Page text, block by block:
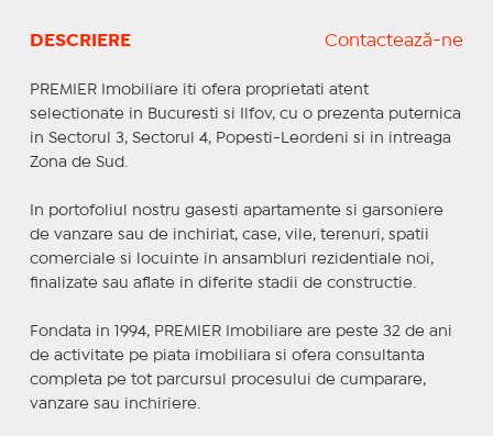
DESCRIERE Contactează-ne
PREMIER Imobiliare iti ofera proprietati atent
selectionate in Bucuresti si Ilfov, cu o prezenta puternica
in Sectorul 3, Sectorul 4, Popesti-Leordeni si in intreaga
Zona de Sud.
In portofoliul nostru gasesti apartamente si garsoniere
de vanzare sau de inchiriat, case, vile, terenuri, spatii
comerciale si locuinte in ansambluri rezidentiale noi,
finalizate sau aflate in diferite stadii de constructie.
Fondata in 1994, PREMIER Imobiliare are peste 32 de ani
de activitate pe piata imobiliara si ofera consultanta
completa pe tot parcursul procesului de cumparare,
vanzare sau inchiriere.